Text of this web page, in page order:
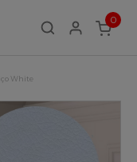
0
ITEMS
White